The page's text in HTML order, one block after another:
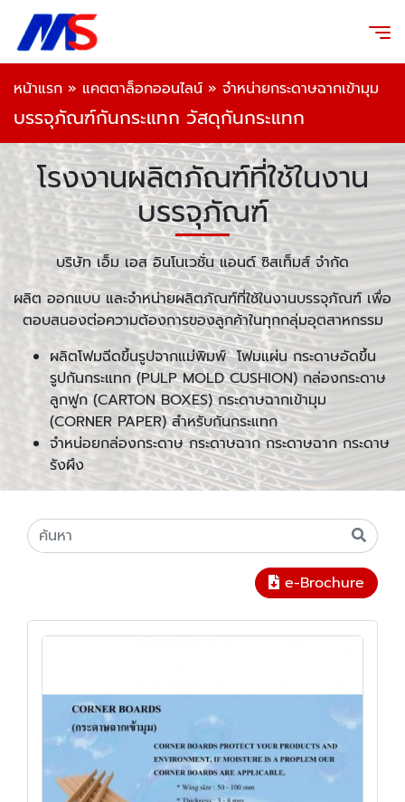
หน้าแรก » แคตตาล็อกออนไลน์ » จำหน่ายกระดาษฉากเข้ามุม
บรรจุภัณฑ์กันกระแทก วัสดุกันกระแทก
โรงงานผลิตภัณฑ์ที่ใช้ในงาน
บรรจุภัณฑ์
บริษัท เอ็ม เอส อินโนเวชั่น แอนด์ ซิสเท็มส์ จำกัด
ผลิต ออกแบบ และจำหน่ายผลิตภัณฑ์ที่ใช้ในงานบรรจุภัณฑ์ เพื่อ
ตอบสนองต่อความต้องการของลูกค้าในทุกกลุ่มอุตสาหกรรม
ผลิตโฟมฉีดขึ้นรูปจากแม่พิมพ์ โฟมแผ่น กระดาษอัดขึ้น
รูปกันกระแทก (PULP MOLD CUSHION) กล่องกระดาษ
ลูกฟูก (CARTON BOXES) กระดาษฉากเข้ามุม
(CORNER PAPER) สำหรับกันกระแทก
จำหน่อยกล่องกระดาษ กระดาษฉาก กระดาษฉาก กระดาษ
รังผึง
e-Brochure